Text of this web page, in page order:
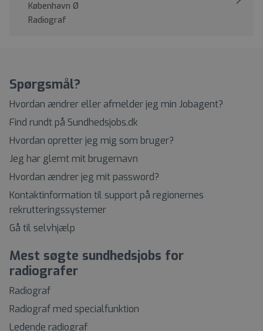
København Ø
Radiograf
Spørgsmål?
Hvordan ændrer eller afmelder jeg min Jobagent?
Find rundt på Sundhedsjobs.dk
Hvordan opretter jeg mig som bruger?
Jeg har glemt mit brugernavn
Hvordan ændrer jeg mit password?
Kontaktinformation til support på regionernes
rekrutteringssystemer
Gå til selvhjælp
Mest søgte sundhedsjobs for
radiografer
Radiograf
Radiograf med specialfunktion
Ledende radiograf